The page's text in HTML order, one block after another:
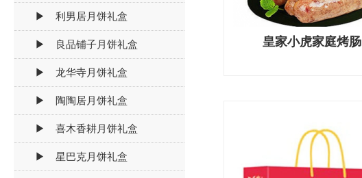
皇家小虎家庭烤肠
▶ 利男居月饼礼盒
▶ 良品铺子月饼礼盒
▶ 龙华寺月饼礼盒
▶ 陶陶居月饼礼盒
▶ 喜木香耕月饼礼盒
▶ 星巴克月饼礼盒